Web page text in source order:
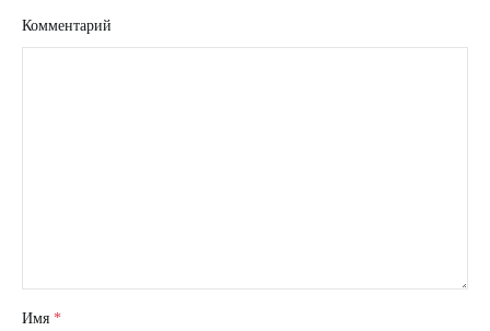
Комментарий
Имя *